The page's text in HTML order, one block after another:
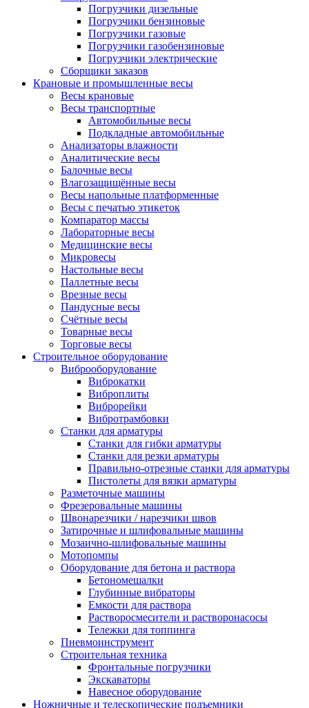
Погрузчики дизельные
Погрузчики бензиновые
Погрузчики газовые
Погрузчики газобензиновые
Погрузчики электрические
Сборщики заказов
Крановые и промышленные весы
Весы крановые
Весы транспортные
Автомобильные весы
Подкладные автомобильные
Анализаторы влажности
Аналитические весы
Балочные весы
Влагозащищённые весы
Весы напольные платформенные
Весы с печатью этикеток
Компаратор массы
Лабораторные весы
Медицинские весы
Микровесы
Настольные весы
Паллетные весы
Врезные весы
Пандусные весы
Счётные весы
Товарные весы
Торговые весы
Строительное оборудование
Виброоборудование
Виброкатки
Виброплиты
Виброрейки
Вибротрамбовки
Станки для арматуры
Станки для гибки арматуры
Станки для резки арматуры
Правильно-отрезные станки для арматуры
Пистолеты для вязки арматуры
Разметочные машины
Фрезеровальные машины
Швонарезчики / нарезчики швов
Затирочные и шлифовальные машины
Мозаично-шлифовальные машины
Мотопомпы
Оборудование для бетона и раствора
Бетономешалки
Глубинные вибраторы
Емкости для раствора
Растворосмесители и растворонасосы
Тележки для топпинга
Пневмоинструмент
Строительная техника
Фронтальные погрузчики
Экскаваторы
Навесное оборудование
Ножничные и телескопические подъемники